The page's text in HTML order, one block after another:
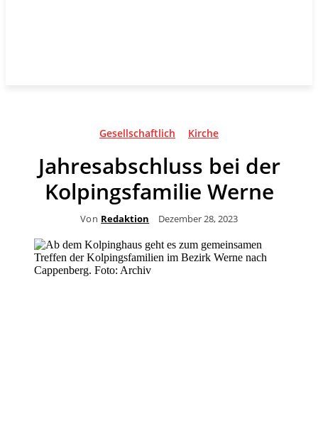
Gesellschaftlich Kirche
Jahresabschluss bei der
Kolpingsfamilie Werne
Von Redaktion Dezember 28, 2023